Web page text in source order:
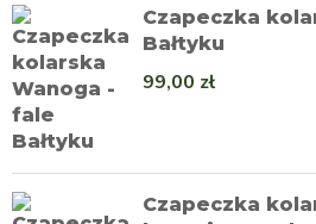
Czapeczka
Bałtyku
99,00 zł
Czapeczka